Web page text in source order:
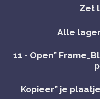
Zet
Alle
11 - Open”
Kopieer” je